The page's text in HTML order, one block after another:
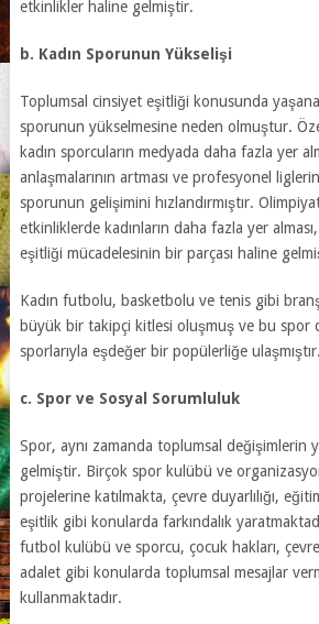
etkinlikler haline gelmiştir.
b. Kadın Sporunun Yükselişi
Toplumsal cinsiyet eşitliği konusunda
sporunun yükselmesine neden olmuştur.
kadın sporcuların medyada daha fazla yer
anlaşmalarının artması ve profesyonel
sporunun gelişimini hızlandırmıştır.
etkinliklerde kadınların daha fazla yer
eşitliği mücadelesinin bir parçası haline
Kadın futbolu, basketbolu ve tenis gibi
büyük bir takipçi kitlesi oluşmuş ve bu spor
sporlarıyla eşdeğer bir popülerliğe ulaşmıştır.
c. Spor ve Sosyal Sorumluluk
Spor, aynı zamanda toplumsal değişimlerin
gelmiştir. Birçok spor kulübü ve
projelerine katılmakta, çevre duyarlılığı,
eşitlik gibi konularda farkındalık
futbol kulübü ve sporcu, çocuk hakları,
adalet gibi konularda toplumsal mesajlar
kullanmaktadır.